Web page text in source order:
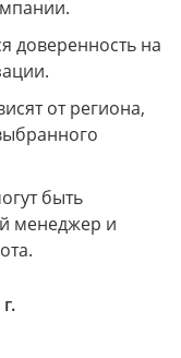
доверенность на
от региона,
быть
менеджер и